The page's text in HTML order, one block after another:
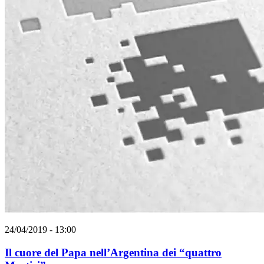
24/04/2019 - 13:00
Il cuore del Papa nell’Argentina dei “quattro